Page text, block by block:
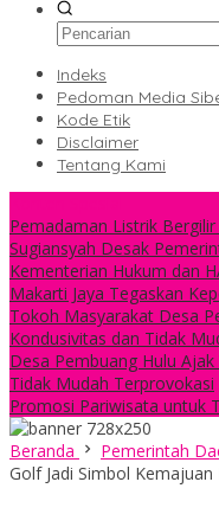
Indeks
Pedoman Media
Kode Etik
Disclaimer
Tentang Kami
Pemadaman Listrik
Sugiansyah Desak
Kementerian Hukum dan
Makarti Jaya Tegaskan
Tokoh Masyarakat Desa
Kondusivitas dan Tidak
Desa Pembuang Hulu
Tidak Mudah Terprovokasi
Promosi Pariwisata untuk
Beranda
Pemerintah
Golf Jadi Simbol